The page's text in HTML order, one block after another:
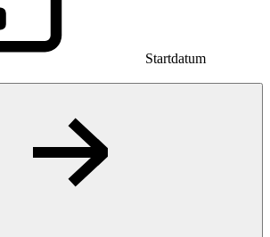
Startdatum